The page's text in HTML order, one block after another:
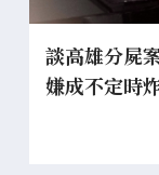
談高雄分屍
嫌成不定時